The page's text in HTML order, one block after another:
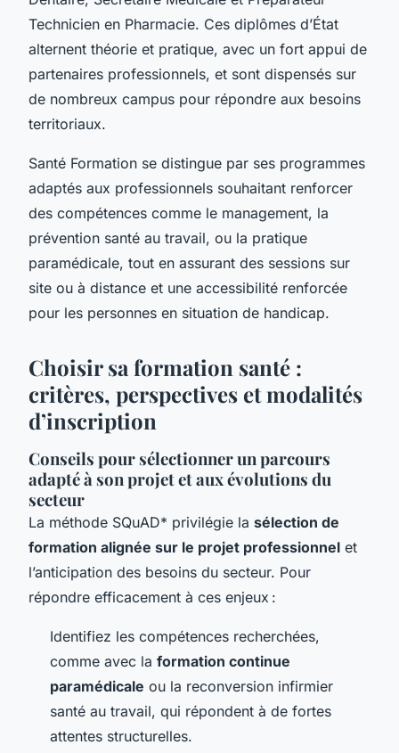
Technicien en Pharmacie. Ces diplômes d’État
alternent théorie et pratique, avec un fort appui de
partenaires professionnels, et sont dispensés sur
de nombreux campus pour répondre aux besoins
territoriaux.
Santé Formation se distingue par ses programmes
adaptés aux professionnels souhaitant renforcer
des compétences comme le management, la
prévention santé au travail, ou la pratique
paramédicale, tout en assurant des sessions sur
site ou à distance et une accessibilité renforcée
pour les personnes en situation de handicap.
Choisir sa formation santé :
critères, perspectives et modalités
d’inscription
Conseils pour sélectionner un parcours
adapté à son projet et aux évolutions du
secteur
La méthode SQuAD* privilégie la sélection de
formation alignée sur le projet professionnel et
l’anticipation des besoins du secteur. Pour
répondre efficacement à ces enjeux :
Identifiez les compétences recherchées,
comme avec la formation continue
paramédicale ou la reconversion infirmier
santé au travail, qui répondent à de fortes
attentes structurelles.